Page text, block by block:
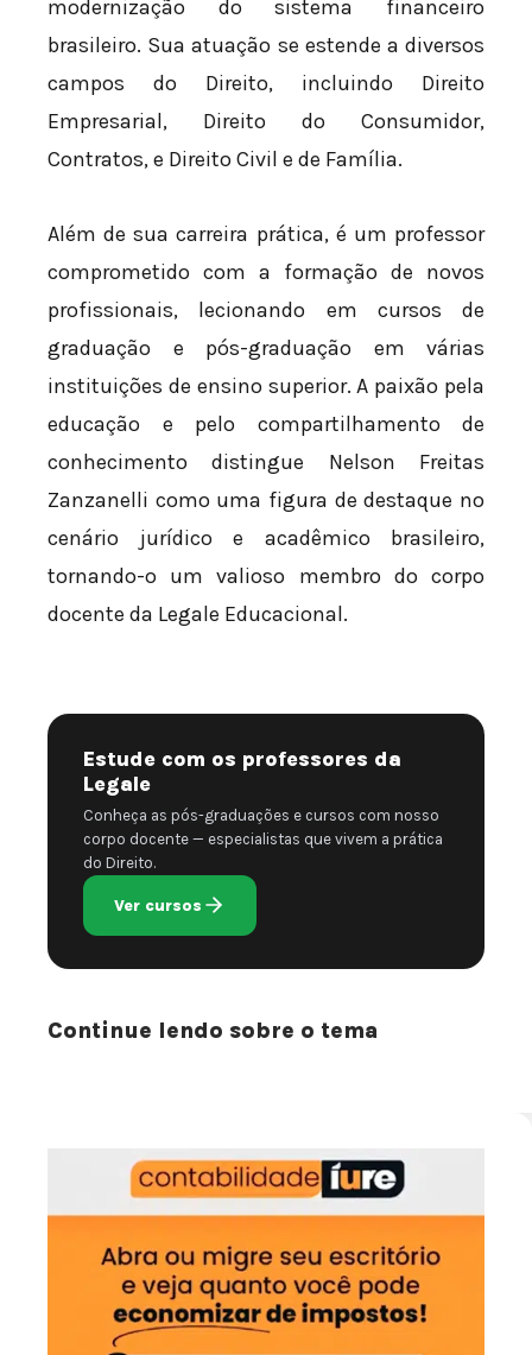
modernização do sistema financeiro
brasileiro. Sua atuação se estende a diversos
campos do Direito, incluindo Direito
Empresarial, Direito do Consumidor,
Contratos, e Direito Civil e de Família.
Além de sua carreira prática, é um professor
comprometido com a formação de novos
profissionais, lecionando em cursos de
graduação e pós-graduação em várias
instituições de ensino superior. A paixão pela
educação e pelo compartilhamento de
conhecimento distingue Nelson Freitas
Zanzanelli como uma figura de destaque no
cenário jurídico e acadêmico brasileiro,
tornando-o um valioso membro do corpo
docente da Legale Educacional.
Estude com os professores da
Legale
Conheça as pós-graduações e cursos com nosso
corpo docente — especialistas que vivem a prática
do Direito.
Ver cursos
Continue lendo sobre o tema